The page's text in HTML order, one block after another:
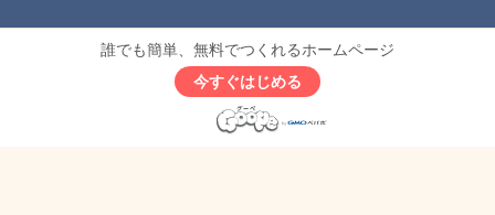
誰でも簡単、無料でつくれるホームページ
今すぐはじめる